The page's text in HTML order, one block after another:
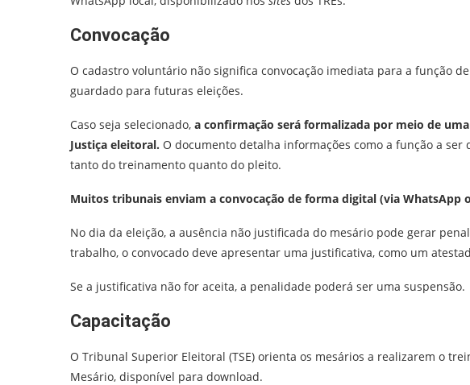
Convocação
O cadastro voluntário não significa convocação imediata para a função
guardado para futuras eleições.
Caso seja selecionado, a confirmação será formalizada por meio de
Justiça eleitoral. O documento detalha informações como a função a ser
tanto do treinamento quanto do pleito.
Muitos tribunais enviam a convocação de forma digital (via WhatsApp
No dia da eleição, a ausência não justificada do mesário pode gerar
trabalho, o convocado deve apresentar uma justificativa, como um
Se a justificativa não for aceita, a penalidade poderá ser uma suspensão.
Capacitação
O Tribunal Superior Eleitoral (TSE) orienta os mesários a realizarem o
Mesário, disponível para download.